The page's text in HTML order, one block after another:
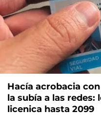
Hacía acrobacia
la subía a las redes:
licenica hasta 2099